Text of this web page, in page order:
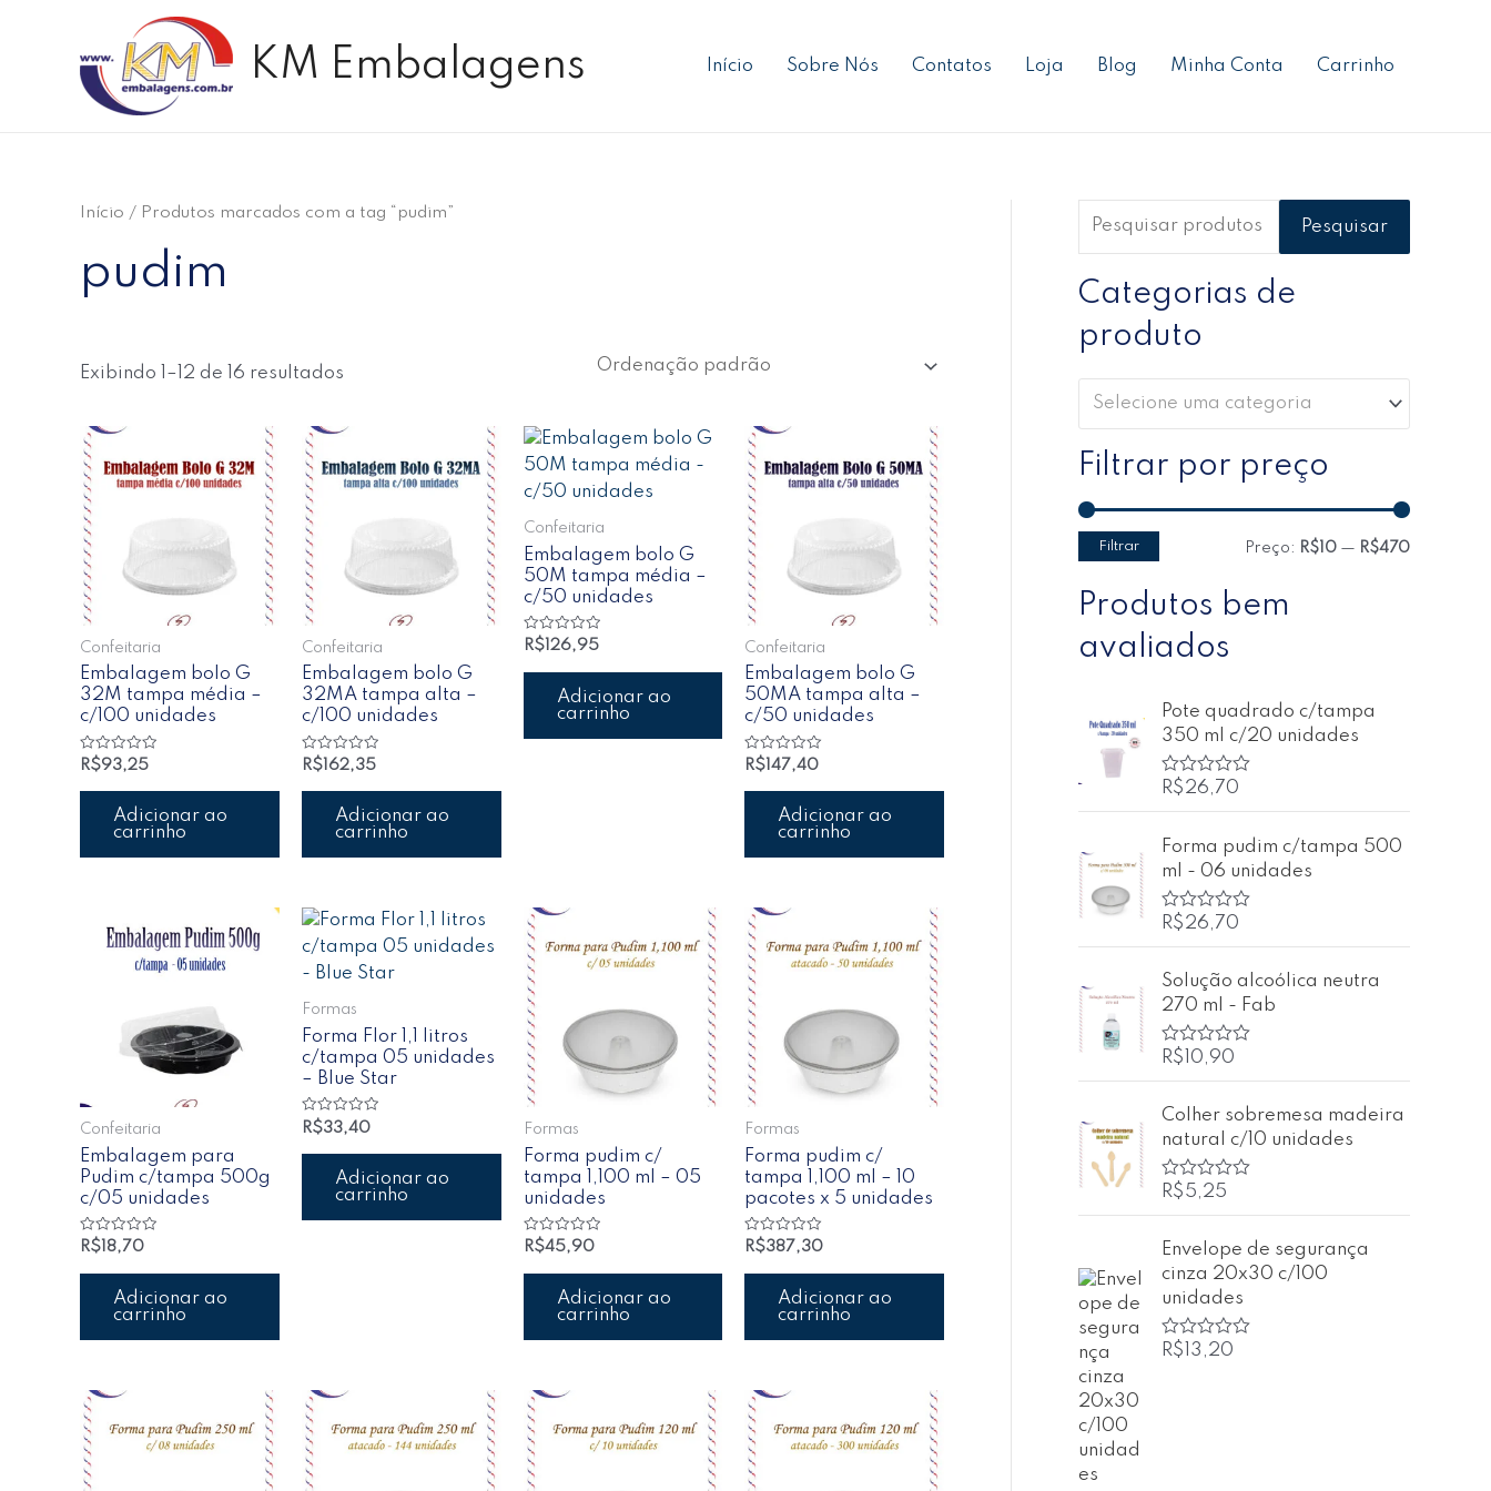
KM Embalagens Início Sobre Nós Contatos Loja Blog Minha Conta Carrinho
Início / Produtos marcados com a tag “pudim”
pudim
Exibindo 1–12 de 16 resultados
Confeitaria
Embalagem bolo G
32M tampa média –
c/100 unidades
Avaliação
de
R$93,25
Adicionar ao
carrinho
Confeitaria
Embalagem bolo G
32MA tampa alta –
c/100 unidades
Avaliação
de
R$162,35
Adicionar ao
carrinho
Confeitaria
Embalagem bolo G
50M tampa média –
c/50 unidades
Avaliação
de
R$126,95
Adicionar ao
carrinho
Confeitaria
Embalagem bolo G
50MA tampa alta –
c/50 unidades
Avaliação
de
R$ 147,40
Adicionar ao
carrinho
Confeitaria
Embalagem para
Pudim c/tampa 500g
c/05 unidades
Avaliação
de
R$18,70
Adicionar ao
carrinho
Formas
Forma Flor 1,1 litros
c/tampa 05 unidades
– Blue Star
Avaliação
de
R$33,40
Adicionar ao
carrinho
Formas
Forma pudim c/
tampa 1,100 ml – 05
unidades
Avaliação
de
R$45,90
Adicionar ao
carrinho
Formas
Forma pudim c/
tampa 1,100 ml – 10
pacotes x 5 unidades
Avaliação
de
R$387,30
Adicionar ao
carrinho
r
o
r
Pesquisar
Categorias de
produto
Selecione uma categoria
Filtrar por preço
nx
Filtrar Preço: R$10 — R$470
Produtos bem
avaliados
Pote quadrado c/tampa
350 ml c/20 unidades
A
l
i
a
ã
o
e
5
R$26,70
Forma pudim c/tampa 500
ml - 06 unidades
A
l
i
a
ç
ã
o
e
5
R$26,70
Solução alcoólica neutra
270 ml - Fab
A
l
i
a
ç
ã
o
e
5
R$ 10,90
Colher sobremesa madeira
natural c/10 unidades
A
l
i
a
ç
ã
o
0
d
R$5,25
Envelope de segurança
cinza 20x30 c/100
unidades
A
R$ 13,20